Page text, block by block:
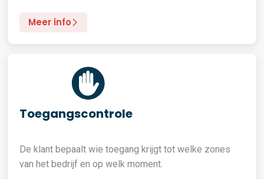
Meer info
Toegangscontrole
De klant bepaalt wie toegang krijgt tot welke zones
van het bedrijf en op welk moment.